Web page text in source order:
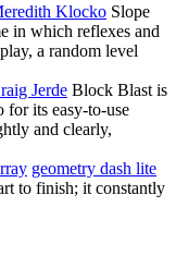
Klocko Slope
in which reflexes and
a random level
Jerde Block Blast is
for its easy-to-use
and clearly,
geometry dash lite
to finish; it constantly